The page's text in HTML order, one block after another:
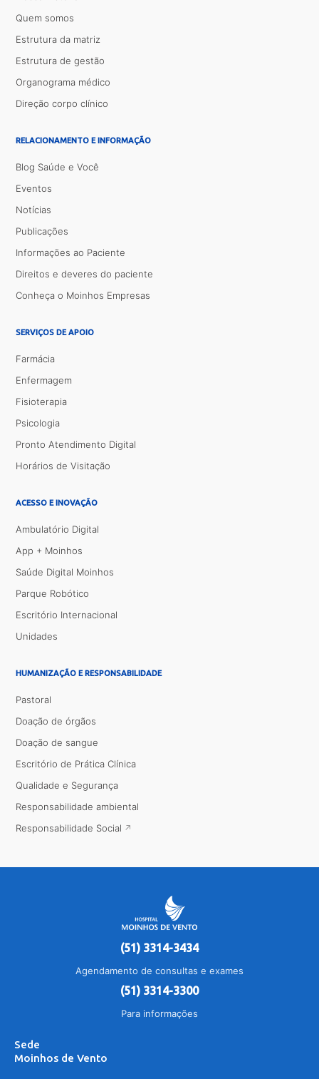
Quem somos
Estrutura da matriz
Estrutura de gestão
Organograma médico
Direção corpo clínico
RELACIONAMENTO E INFORMAÇÃO
Blog Saúde e Você
Eventos
Notícias
Publicações
Informações ao Paciente
Direitos e deveres do paciente
Conheça o Moinhos Empresas
SERVIÇOS DE APOIO
Farmácia
Enfermagem
Fisioterapia
Psicologia
Pronto Atendimento Digital
Horários de Visitação
ACESSO E INOVAÇÃO
Ambulatório Digital
App + Moinhos
Saúde Digital Moinhos
Parque Robótico
Escritório Internacional
Unidades
HUMANIZAÇÃO E RESPONSABILIDADE
Pastoral
Doação de órgãos
Doação de sangue
Escritório de Prática Clínica
Qualidade e Segurança
Responsabilidade ambiental
Responsabilidade Social
(51) 3314-3434
Agendamento de consultas e exames
(51) 3314-3300
Para informações
Sede
Moinhos de Vento